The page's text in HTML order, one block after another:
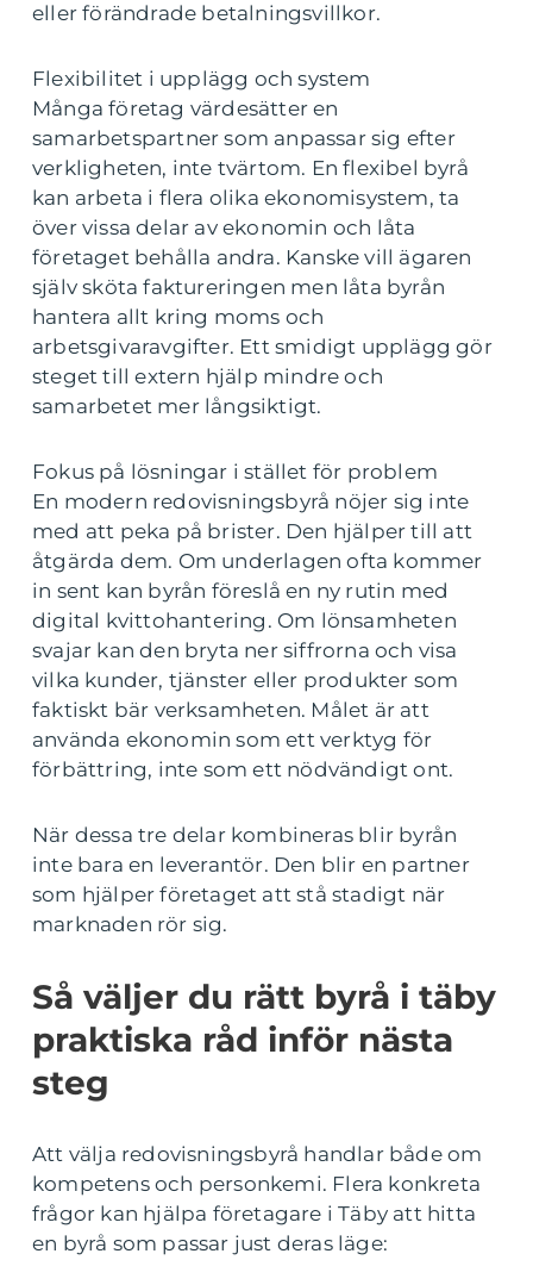
eller förändrade betalningsvillkor.
Flexibilitet i upplägg och system
Många företag värdesätter en
samarbetspartner som anpassar sig efter
verkligheten, inte tvärtom. En flexibel byrå
kan arbeta i flera olika ekonomisystem, ta
över vissa delar av ekonomin och låta
företaget behålla andra. Kanske vill ägaren
själv sköta faktureringen men låta byrån
hantera allt kring moms och
arbetsgivaravgifter. Ett smidigt upplägg gör
steget till extern hjälp mindre och
samarbetet mer långsiktigt.
Fokus på lösningar i stället för problem
En modern redovisningsbyrå nöjer sig inte
med att peka på brister. Den hjälper till att
åtgärda dem. Om underlagen ofta kommer
in sent kan byrån föreslå en ny rutin med
digital kvittohantering. Om lönsamheten
svajar kan den bryta ner siffrorna och visa
vilka kunder, tjänster eller produkter som
faktiskt bär verksamheten. Målet är att
använda ekonomin som ett verktyg för
förbättring, inte som ett nödvändigt ont.
När dessa tre delar kombineras blir byrån
inte bara en leverantör. Den blir en partner
som hjälper företaget att stå stadigt när
marknaden rör sig.
Så väljer du rätt byrå i täby
praktiska råd inför nästa
steg
Att välja redovisningsbyrå handlar både om
kompetens och personkemi. Flera konkreta
frågor kan hjälpa företagare i Täby att hitta
en byrå som passar just deras läge: